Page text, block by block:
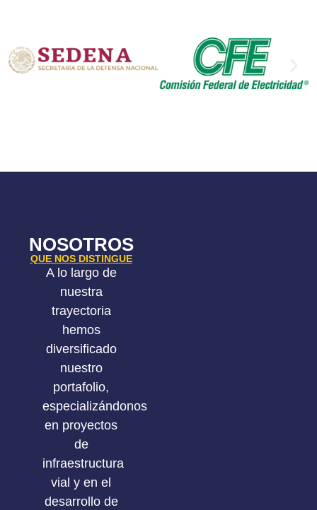
NOSOTROS
QUE NOS DISTINGUE
A lo largo de
nuestra
trayectoria
hemos
diversificado
nuestro
portafolio,
especializándonos
en proyectos
de
infraestructura
vial y en el
desarrollo de